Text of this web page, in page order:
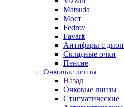
Matsuda
Мост
Fedrov
Favarit
Антифары с
Складные очки
Пенсне
Очковые линзы
Назад
Очковые линзы
Стигматические